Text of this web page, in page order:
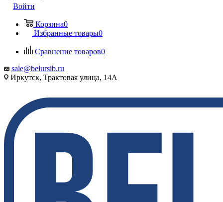
Войти
Корзина0
Избранные товары0
Сравнение товаров0
sale@belursib.ru
Иркутск, Трактовая улица, 14А